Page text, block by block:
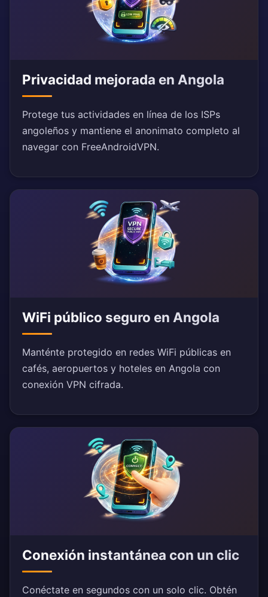
Privacidad mejorada en Angola
Protege tus actividades en línea de los ISPs
angoleños y mantiene el anonimato completo al
navegar con FreeAndroidVPN.
WiFi público seguro en Angola
Manténte protegido en redes WiFi públicas en
cafés, aeropuertos y hoteles en Angola con
conexión VPN cifrada.
Conexión instantánea con un clic
Conéctate en segundos con un solo clic. Obtén